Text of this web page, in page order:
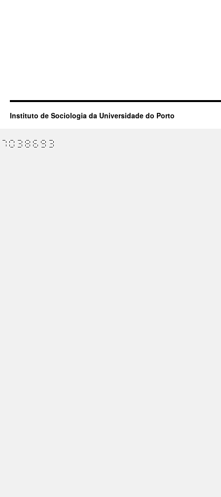
Instituto de Sociologia da Universidade do Porto